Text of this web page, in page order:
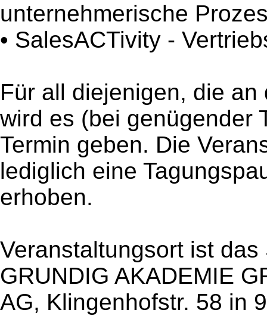
unternehmerische
• SalesACTivity -
Für all diejenigen, die
wird es (bei genügender
Termin geben. Die
lediglich eine
erhoben.
Veranstaltungsort ist
GRUNDIG AKADEMIE
AG, Klingenhofstr. 58 in